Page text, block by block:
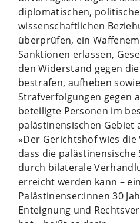
diplomatischen,
wissenschaftlichen
überprüfen, ein
Sanktionen erlassen,
den Widerstand gegen
bestrafen, aufheben
Strafverfolgungen gegen
beteiligte Personen im
palästinensischen Gebiet
»Der Gerichtshof wies
dass die
durch bilaterale
erreicht werden kann –
Palästinenser:innen 30
Enteignung und